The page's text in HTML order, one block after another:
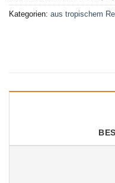
Kategorien: aus tropischem